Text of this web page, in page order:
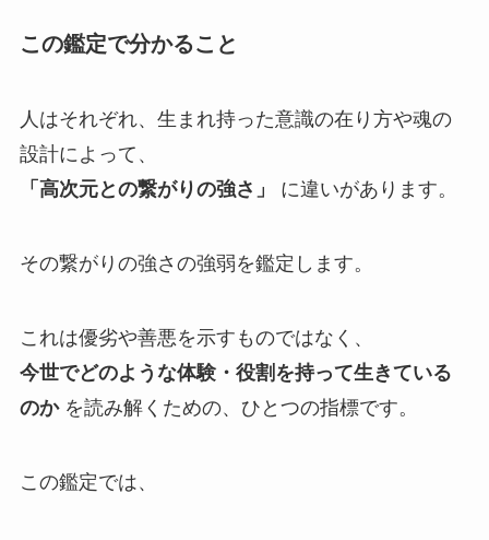
この鑑定で分かること
人はそれぞれ、生まれ持った意識の在り方や魂の
設計によって、
「高次元との繋がりの強さ」
に違いがあります。
その繋がりの強さの強弱を鑑定します。
これは優劣や善悪を示すものではなく、
今世でどのような体験・役割を持って生きている
のかを読み解くための、ひとつの指標です。
この鑑定では、